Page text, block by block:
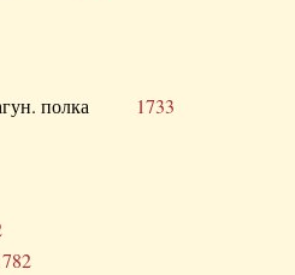
полка 1733